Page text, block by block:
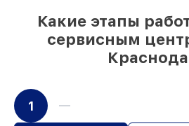
Какие этапы
сервисным
1